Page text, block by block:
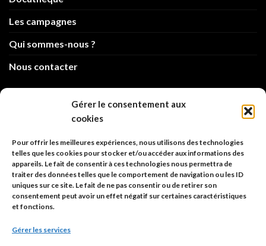
Gérer le consentement aux
cookies
Pour offrir les meilleures expériences, nous utilisons des technologies
telles que les cookies pour stocker et/ou accéder aux informations des
appareils. Le fait de consentir à ces technologies nous permettra de
traiter des données telles que le comportement de navigation ou les ID
uniques sur ce site. Le fait de ne pas consentir ou de retirer son
consentement peut avoir un effet négatif sur certaines caractéristiques
et fonctions.
Gérer les services
Les campagnes
Qui sommes-nous ?
Nous contacter
info@code-animal.com
Code Animal
26, rue principale
67480 Roppenheim
Adresse à utiliser pour les envois en AR.